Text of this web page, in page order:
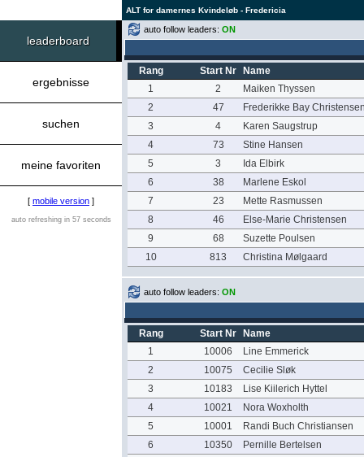
ALT for damernes Kvindeløb - Fredericia
leaderboard
ergebnisse
suchen
meine favoriten
[ mobile version ]
auto refreshing in 57 seconds
auto follow leaders: ON
Rang Start Nr
Name
1
2
Maiken Thyssen
2
47
Frederikke Bay
3
4
Karen Saugstrup
4
73
Stine Hansen
5
3
Ida Elbirk
6
38
Marlene Eskol
7
23
Mette Rasmussen
8
46
Else-Marie Christensen
9
68
Suzette Poulsen
10
813 Christina Mølgaard
auto follow leaders: ON
Rang Start Nr
Name
1
10006
Line Emmerick
2
10075
Cecilie Sløk
3
10183
Lise Kiilerich Hyttel
4
10021
Nora Woxholth
5
10001
Randi Buch Christiansen
6
10350
Pernille Bertelsen